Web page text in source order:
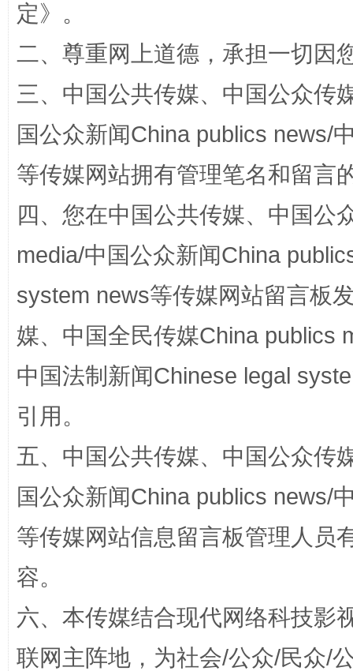
解纷+调解+退费，一次搞定
站台名比不上好声名
漫山遍野的桃花与雪山、麦地、白藏房 除
定》。
二、尊重网上道德，承担一切因
三、中国公共传媒、中国公众传
国公众新闻China publics news/
等传媒网站拥有管理笔名和留言
四、您在中国公共传媒、中国公
media/中国公众新闻China
system news等传媒网站留言板
媒、中国全民传媒China publics
中国法制新闻Chinese legal
引用。
五、中国公共传媒、中国公众传
国公众新闻China publics news/
等传媒网站信息留言板管理人员
容。
六、本传媒结合现代网络科技影
联网主阵地，为社会/公众/民众/